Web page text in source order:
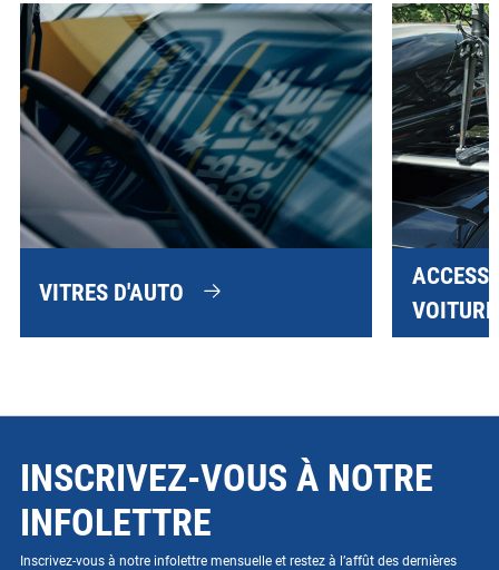
VITRES D'AUTO
INSCRIVEZ-VOUS À NOTRE
INFOLETTRE
Inscrivez-vous à notre infolettre mensuelle et restez à l’affût des dernières